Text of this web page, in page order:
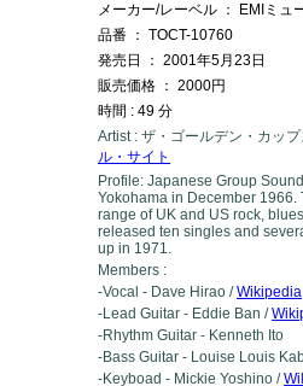
メーカー/レーベル ： EMIミュ
品番 ： TOCT-10760
発売日 ： 2001年5月23日
販売価格 ： 2000円
時間 : 49 分
Artist : ザ・ゴールデン・カッ
ル・サイト
Profile: Japanese Group
Yokohama in December
range of UK and US rock,
released ten singles and
up in 1971.
Members :
-Vocal - Dave Hirao /Wikipedia
-Lead Guitar - Eddie Ban /
-Rhythm Guitar - Kenneth Ito
-Bass Guitar - Louise Louis
-Keyboad - Mickie Yoshino /